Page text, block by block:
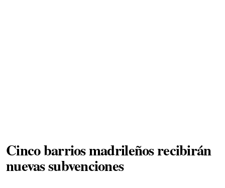
Cinco barrios madrileños recibirán
nuevas subvenciones